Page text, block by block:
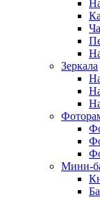
Зеркала
Мини-